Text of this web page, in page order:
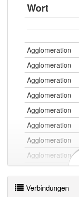
Wort
Agglomeration
Agglomeration
Agglomeration
Agglomeration
Agglomeration
Agglomeration
Agglomeration
Agglomeration
Agglomeration
Verbindungen